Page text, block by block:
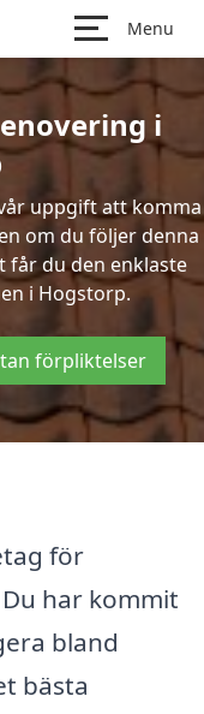
Menu
i
uppgift att komma
om du följer denna
får du den enklaste
i Hogstorp.
förpliktelser
för
har kommit
bland
bästa